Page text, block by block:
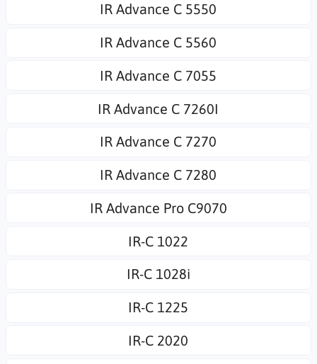
IR Advance C 5550
IR Advance C 5560
IR Advance C 7055
IR Advance C 7260I
IR Advance C 7270
IR Advance C 7280
IR Advance Pro C9070
IR-C 1022
IR-C 1028i
IR-C 1225
IR-C 2020